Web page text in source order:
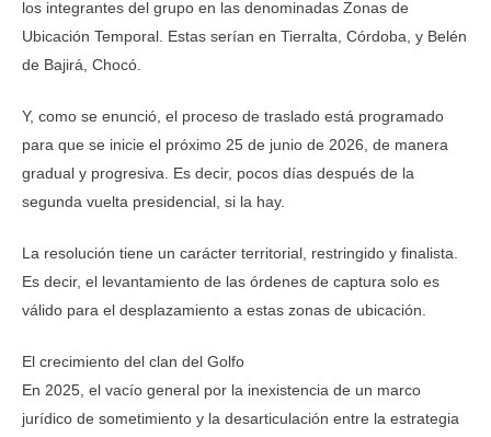
los integrantes del grupo en las denominadas Zonas de
Ubicación Temporal. Estas serían en Tierralta, Córdoba, y Belén
de Bajirá, Chocó.
Y, como se enunció, el proceso de traslado está programado
para que se inicie el próximo 25 de junio de 2026, de manera
gradual y progresiva. Es decir, pocos días después de la
segunda vuelta presidencial, si la hay.
La resolución tiene un carácter territorial, restringido y finalista.
Es decir, el levantamiento de las órdenes de captura solo es
válido para el desplazamiento a estas zonas de ubicación.
El crecimiento del clan del Golfo
En 2025, el vacío general por la inexistencia de un marco
jurídico de sometimiento y la desarticulación entre la estrategia